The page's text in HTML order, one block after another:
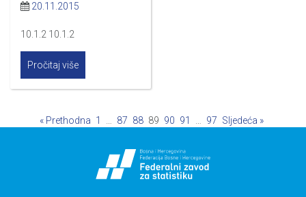
20.11.2015
10.1.2 10.1.2
Pročitaj više
« Prethodna 1 87 88 89 90 91 97 Sljedeća »